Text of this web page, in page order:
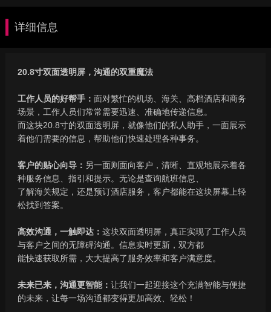
详细信息
20.8寸双面透明屏，沟通的双重魔法
工作人员的好帮手： 面对繁忙的机场、海关、高档酒店和商务
场景，工作人员们常常需要迅速、准确地传递信息。
而这块20.8寸的双面透明屏，就像他们的私人助手，一面展示
着他们需要的信息，帮助他们快速处理各种事务。
客户的贴心向导： 另一面则面向客户，清晰、直观地展示着各
种服务信息、指引和提示。无论是查询航班信息、
了解海关规定，还是预订酒店服务，客户都能在这块屏幕上轻
松找到答案。
高效沟通，一触即达： 这块双面透明屏，真正实现了工作人员
与客户之间的无障碍沟通。信息实时更新，双方都
能快速获取所需，大大提高了服务效率和客户满意度。
未来已来，沟通更智能： 让我们一起迎接这个充满智能与便捷
的未来，让每一场沟通都变得更加高效、轻松！